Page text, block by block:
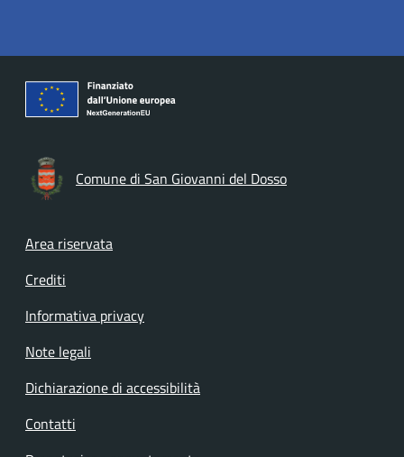
Comune di San Giovanni del Dosso
Footer menu
Area riservata
Crediti
Informativa privacy
Note legali
Dichiarazione di accessibilità
Contatti